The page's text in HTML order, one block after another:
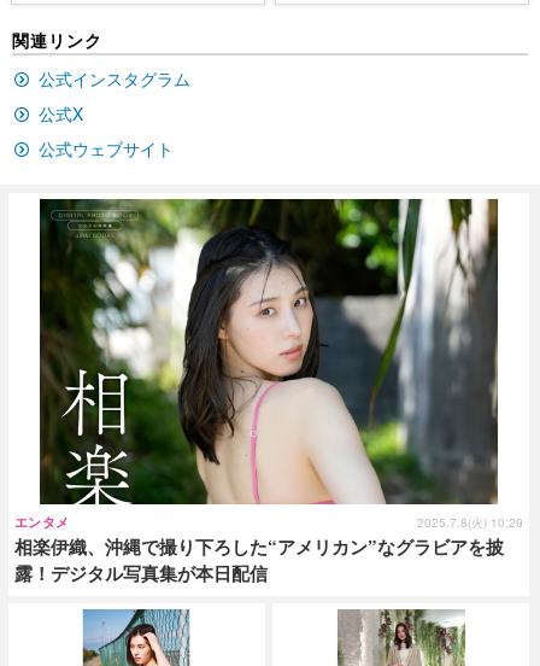
関連リンク
公式インスタグラム
公式X
公式ウェブサイト
相楽伊織、沖縄で撮り下ろした“アメリカン”なグラビアを披
露！デジタル写真集が本日配信
エンタメ 2025.7.8(火) 10:29